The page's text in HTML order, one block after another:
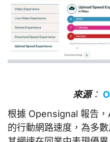
來源：
根據 Opensignal 報告，
的行動網路速度，為多